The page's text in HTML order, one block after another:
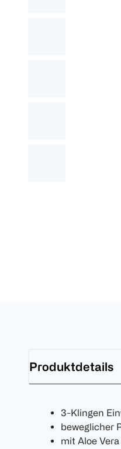
Produktdetails
3-Klingen
beweglicher
mit Aloe